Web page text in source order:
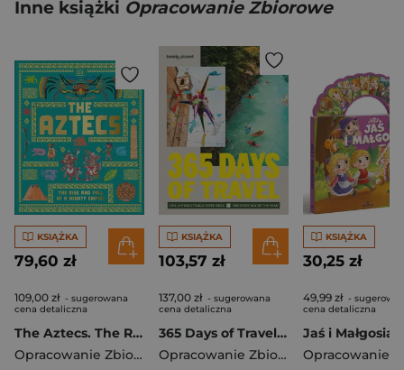
Inne książki Opracowanie Zbiorowe
KSIĄŻKA
79,60 zł
109,00 zł - sugerowana
cena detaliczna
The Aztecs. The Rise and Fall of a Mighty Empire
Opracowanie Zbiorowe
KSIĄŻKA
103,57 zł
137,00 zł - sugerowana
cena detaliczna
365 Days of Travel. Lonely Planet
Opracowanie Zbiorowe
KSIĄŻKA
30,25 zł
49,99 zł -
cena detaliczna
Jaś i Małgosia